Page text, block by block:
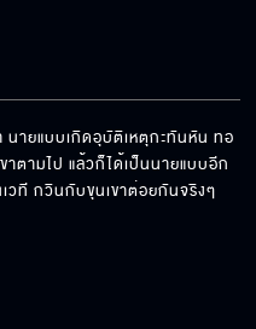
ๆ ไม่รู้เหรอไงว่ามีกระจกอยู่
ายแบบเกิดอุบัติเหตุกะทันหัน ทอ
าตามไป แล้วก็ได้เป็นนายแบบอีก
วที กวินกับขุนเขาต่อยกันจริงๆ